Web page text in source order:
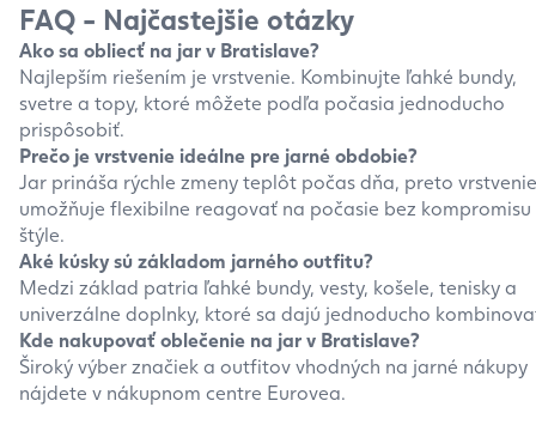
FAQ - Najčastejšie otázky
Ako sa obliecť na jar v Bratislave?
Najlepším riešením je vrstvenie. Kombinujte ľahké bundy,
svetre a topy, ktoré môžete podľa počasia jednoducho
prispôsobiť.
Prečo je vrstvenie ideálne pre jarné obdobie?
Jar prináša rýchle zmeny teplôt počas dňa, preto vrstvenie
umožňuje flexibilne reagovať na počasie bez kompromisu
štýle.
Aké kúsky sú základom jarného outfitu?
Medzi základ patria ľahké bundy, vesty, košele, tenisky a
univerzálne doplnky, ktoré sa dajú jednoducho
Kde nakupovať oblečenie na jar v Bratislave?
Široký výber značiek a outfitov vhodných na jarné nákupy
nájdete v nákupnom centre Eurovea.